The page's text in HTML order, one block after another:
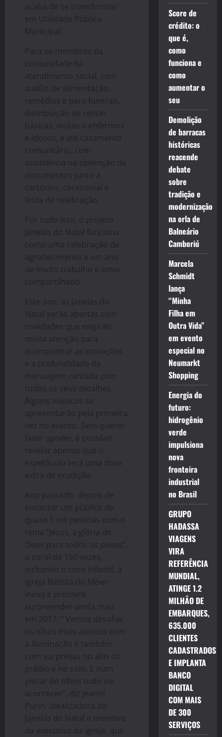
acaba de se transformar
em Utilidade Pública
Municipal.
Para os membros da
comunidade há
atendimento social, com
auxílio de alimentação,
remédios e para funerais,
distribuição de cestas
básicas, visitas a enfermos
e idosos, e até casamento
comunitário, com
assistência na obtenção de
documentos junto a
cartórios, cerimonial e
festa de celebração.
Por tudo isso, o projeto
Janelas do Natal funciona
como uma celebração de
agradecimento a um ano
de muito trabalho e amor
compartilhado.
Este ano, as Janelas do
Natal serão abertas com
novidades que exigirão
muita atenção para
acompanhar as inovações
e a profundidade da
mensagem cantada com
todos os seus detalhes.
Alguns músicos se
apresentarão pela primeira
vez no evento. Sem querer
fazer spoiler , é possível
revelar apenas que o
espetáculo terá uma dose
extra de erudição.
Ano passado, depois de
encantar um público de
quase 5 mil pessoas com o
tema “Jesus, a glória de
Deus para todos os povos”,
o coral de 150 vozes,
incluindo o coro infantil, a
igreja Batista do Méier
inova e promete
surpreender ainda mais
em 2017: “ Vamos desafiar
os olhos mais atentos com
a iluminação e também
com surpresas no alto do
prédio e no solo. E num
piscar de olhos tudo vai
acontecer”, diz Jeanni
Purin, idealizadora do
Janelas do Natal e membro
da executiva da igreja, que
Score de
crédito: o
que é,
como
funciona e
como
aumentar o
seu
Demolição
de barracas
históricas
reacende
debate
sobre
tradição e
modernização
na orla de
Balneário
Camboriú
Marcela
Schmidt
lança
“Minha
Filha em
Outra Vida”
em evento
especial no
Neumarkt
Shopping
Energia do
futuro:
hidrogênio
verde
impulsiona
nova
fronteira
industrial
no Brasil
GRUPO
HADASSA
VIAGENS
VIRA
REFERÊNCIA
MUNDIAL,
ATINGE 1.2
MILHÃO DE
EMBARQUES,
635.000
CLIENTES
CADASTRADOS
E IMPLANTA
BANCO
DIGITAL
COM MAIS
DE 300
SERVIÇOS